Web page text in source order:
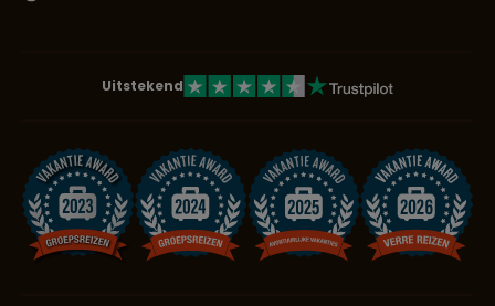
Uitstekend